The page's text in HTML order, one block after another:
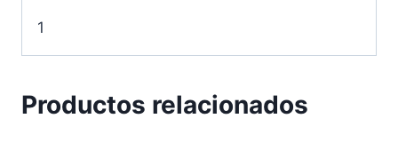
1
Productos relacionados